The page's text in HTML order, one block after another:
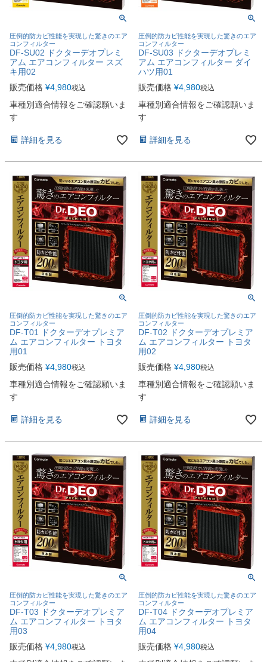
圧倒的防カビ性能を実現した驚きのエア
コンフィルター
DF-SU02 ドクターデオプレミ
アム エアコンフィルター スズ
キ用02
販売価格 ¥4,980税込
車種別適合情報をご確認願いま
す
詳細を見る
圧倒的防カビ性能を実現した驚きのエア
コンフィルター
DF-SU03 ドクターデオプレミ
アム エアコンフィルター ダイ
ハツ用01
販売価格 ¥4,980税込
車種別適合情報をご確認願いま
す
詳細を見る
圧倒的防カビ性能を実現した驚きのエア
コンフィルター
DF-T01 ドクターデオプレミア
ム エアコンフィルター トヨタ
用01
販売価格 ¥4,980税込
車種別適合情報をご確認願いま
す
詳細を見る
圧倒的防カビ性能を実現した驚きのエア
コンフィルター
DF-T02 ドクターデオプレミア
ム エアコンフィルター トヨタ
用02
販売価格 ¥4,980税込
車種別適合情報をご確認願いま
す
詳細を見る
圧倒的防カビ性能を実現した驚きのエア
コンフィルター
DF-T03 ドクターデオプレミア
ム エアコンフィルター トヨタ
用03
販売価格 ¥4,980税込
圧倒的防カビ性能を実現した驚きのエア
コンフィルター
DF-T04 ドクターデオプレミア
ム エアコンフィルター トヨタ
用04
販売価格 ¥4,980税込